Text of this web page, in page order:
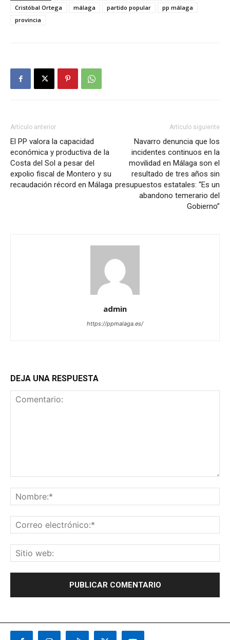
Cristóbal Ortega
málaga partido popular
pp málaga
provincia
Artículo anterior
El PP valora la capacidad
económica y productiva de la
Costa del Sol a pesar del
expolio fiscal de Montero y su
recaudación récord en Málaga
Artículo siguiente
Navarro denuncia que los
incidentes continuos en la
movilidad en Málaga son el
resultado de tres años sin
presupuestos estatales: “Es un
abandono temerario del
Gobierno”
admin
https://ppmalaga.es/
DEJA UNA RESPUESTA